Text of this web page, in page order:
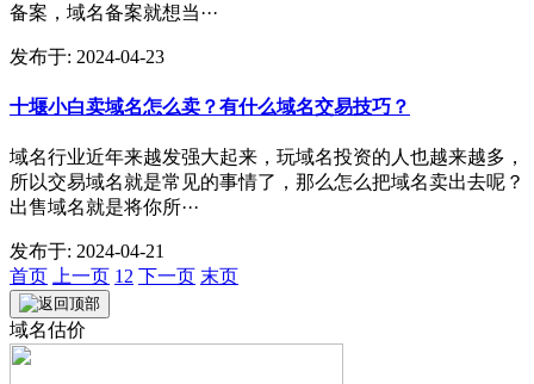
备案，域名备案就想当···
发布于: 2024-04-23
十堰小白卖域名怎么卖？有什么域名交易技巧？
域名行业近年来越发强大起来，玩域名投资的人也越来越多，
所以交易域名就是常见的事情了，那么怎么把域名卖出去呢？
出售域名就是将你所···
发布于: 2024-04-21
首页
上一页 1 2 下一页 末页
域名估价